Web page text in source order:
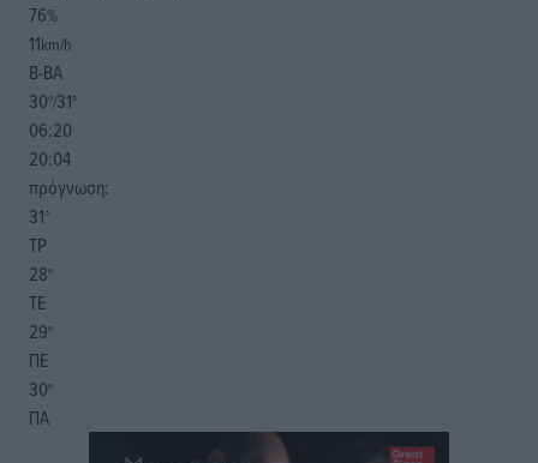
76%
11km/h
Β-ΒΑ
30°/31°
06:20
20:04
πρόγνωση:
31°
ΤΡ
28°
ΤΕ
29°
ΠΕ
30°
ΠΑ